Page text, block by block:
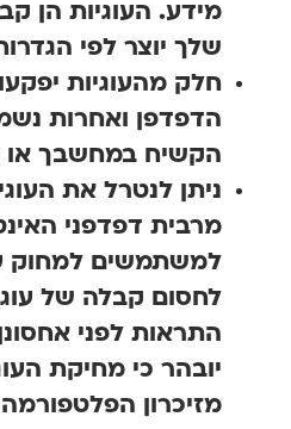
מידע. העוגיות הן
שלך יוצר לפי הגדרות
חלק מהעוגיות יפקעו
הדפדפן ואחרות
הקשיח במחשבך או
ניתן לנטרל את
מרבית דפדפני
למשתמשים למחוק
לחסום קבלה של
התראות לפני אחסונן
יובהר כי מחיקת
מזיכרון